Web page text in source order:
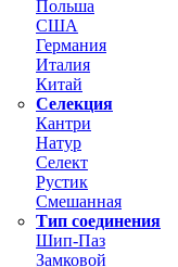
Польша
США
Германия
Италия
Китай
Селекция
Кантри
Натур
Селект
Рустик
Смешанная
Тип соединения
Шип-Паз
Замковой